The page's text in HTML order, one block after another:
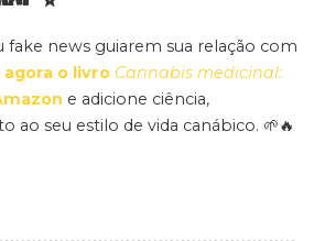
fake news guiarem sua relação com
o livro Cannabis medicinal:
e adicione ciência,
ao seu estilo de vida canábico. 🌱🔥